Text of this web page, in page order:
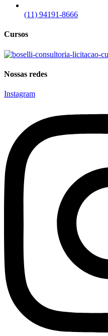
(11) 94191-8666
Cursos
Nossas redes
Instagram